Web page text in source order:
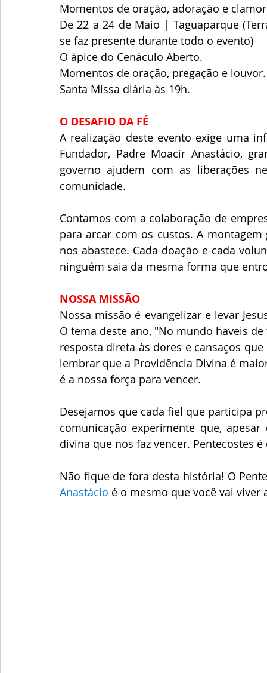
​Momentos de oração, adoração e
​De 22 a 24 de Maio | Taguaparque
se faz presente durante todo o evento)
​O ápice do Cenáculo Aberto.
​Momentos de oração, pregação e louvor.
​Santa Missa diária às 19h.
O DESAFIO DA FÉ
​A realização deste evento exige uma
Fundador, Padre Moacir Anastácio,
governo ajudem com as liberações
comunidade.
Contamos com a colaboração de
para arcar com os custos. A
nos abastece. Cada doação e cada
ninguém saia da mesma forma que
NOSSA MISSÃO
​Nossa missão é evangelizar e levar
O tema deste ano, "No mundo haveis
resposta direta às dores e cansaços
lembrar que a Providência Divina é
é a nossa força para vencer.
Desejamos que cada fiel que participa
comunicação experimente que,
divina que nos faz vencer. Pentecostes
​Não fique de fora desta história! O
Anastácio é o mesmo que você vai viver